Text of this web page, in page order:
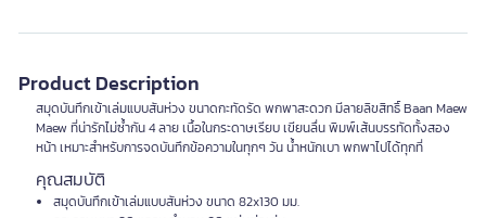
Product Description
สมุดบันทึกเข้าเล่มแบบสันห่วง ขนาดกะทัดรัด พกพาสะดวก มีลายลิขสิทธิ์ Baan Maew
Maew ที่น่ารักไม่ซ้ำกัน 4 ลาย เนื้อในกระดาษเรียบ เขียนลื่น พิมพ์เส้นบรรทัดทั้งสอง
หน้า เหมาะสำหรับการจดบันทึกข้อความในทุกๆ วัน น้ำหนักเบา พกพาไปได้ทุกที่
คุณสมบัติ
สมุดบันทึกเข้าเล่มแบบสันห่วง ขนาด 82x130 มม.